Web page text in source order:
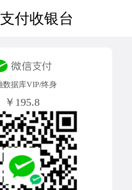
付收银台
数据库VIP/终身
￥195.8